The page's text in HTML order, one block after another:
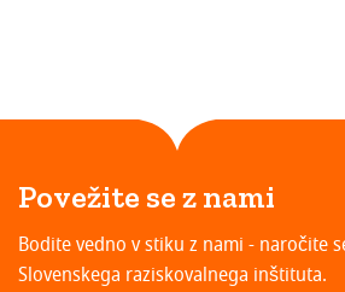
Povežite se z nami
Bodite vedno v stiku z nami - naročite
Slovenskega raziskovalnega inštituta.